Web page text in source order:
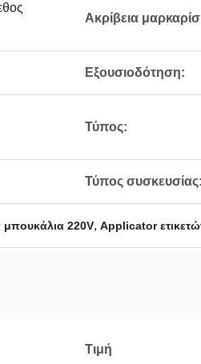
Ακρίβεια
Εξουσιοδότηση:
Τύπος:
Τύπος συσκευσίας:
μπουκάλια 220V, Applicator
Τιμή